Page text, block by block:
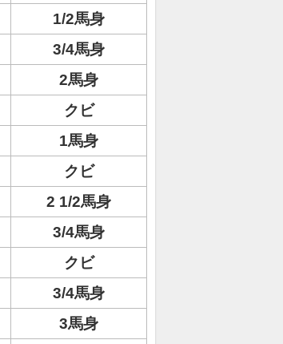
1/2馬身
3/4馬身
2馬身
クビ
1馬身
クビ
2 1/2馬身
3/4馬身
クビ
3/4馬身
3馬身